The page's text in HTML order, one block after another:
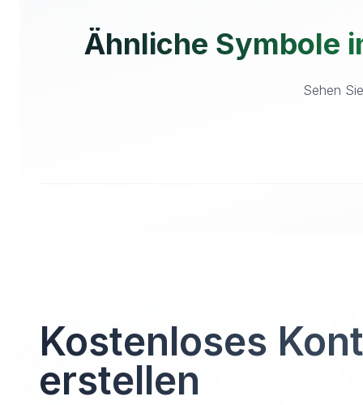
Ähnliche Symbole
Sehen
Kostenloses
erstellen